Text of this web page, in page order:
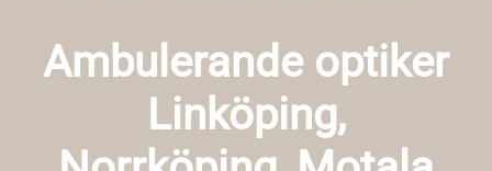
Ambulerande optiker
Linköping,